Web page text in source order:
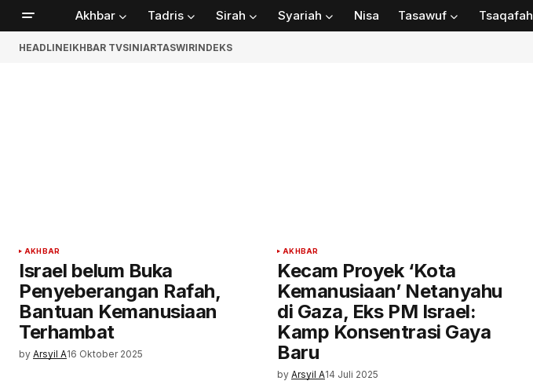
Akhbar Tadris Sirah Syariah Nisa Tasawuf Tsaqafah
HEADLINEIKHBAR TVSINIARTASWIRINDEKS
AKHBAR
Israel belum Buka
Penyeberangan Rafah,
Bantuan Kemanusiaan
Terhambat
by Arsyil A16 Oktober 2025
AKHBAR
Kecam Proyek ‘Kota
Kemanusiaan’ Netanyahu
di Gaza, Eks PM Israel:
Kamp Konsentrasi Gaya
Baru
by Arsyil A14 Juli 2025